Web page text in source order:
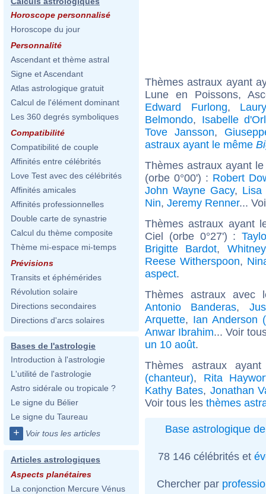
Horoscope personnalisé
Horoscope du jour
Personnalité
Ascendant et thème astral
Signe et Ascendant
Atlas astrologique gratuit
Calcul de l'élément dominant
Les 360 degrés symboliques
Compatibilité
Compatibilité de couple
Affinités entre célébrités
Love Test avec des célébrités
Affinités amicales
Affinités professionnelles
Double carte de synastrie
Calcul du thème composite
Thème mi-espace mi-temps
Prévisions
Transits et éphémérides
Révolution solaire
Directions secondaires
Directions d'arcs solaires
Bases de l'astrologie
Introduction à l'astrologie
L'utilité de l'astrologie
Astro sidérale ou tropicale ?
Le signe du Bélier
Le signe du Taureau
+ Voir tous les articles
Articles astrologiques
Aspects planétaires
La conjonction Mercure Vénus
Thèmes astraux ayant
Lune en Poissons,
Edward Furlong,
Belmondo, Isabelle
Tove Jansson,
astraux ayant le même
Thèmes astraux ayant
(orbe 0°00') : Robert
John Wayne Gacy, Lisa
Nin, Jeremy Renner...
Thèmes astraux ayant
Ciel (orbe 0°27') :
Brigitte Bardot,
Reese Witherspoon,
aspect.
Thèmes astraux
Antonio Banderas,
Arquette, Ian Anderson
Anwar Ibrahim... Voir
un 10 août.
Thèmes astraux
(chanteur), Rita
Kathy Bates, Jonathan
Voir tous les thèmes
Base astrologique
78 146 célébrités et
Chercher par